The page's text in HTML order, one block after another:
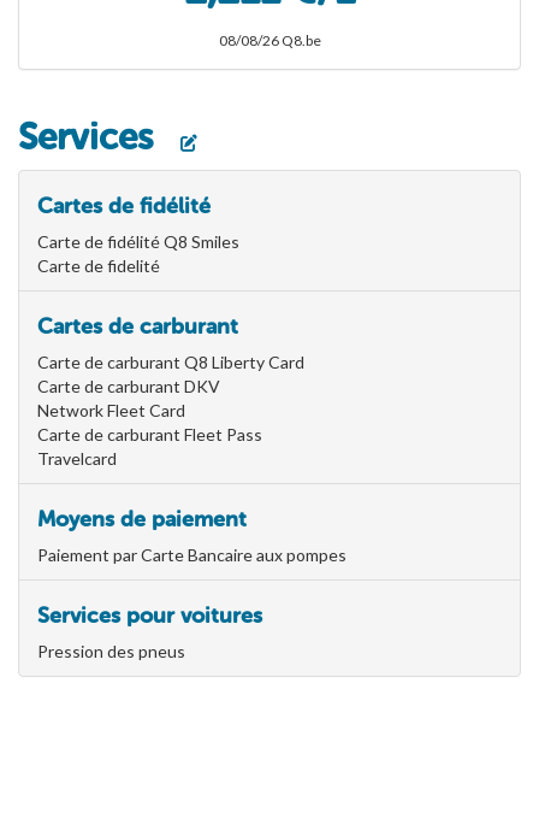
08/08/26 Q8.be
Services
Cartes de fidélité
Carte de fidélité Q8 Smiles
Carte de fidelité
Cartes de carburant
Carte de carburant Q8 Liberty Card
Carte de carburant DKV
Network Fleet Card
Carte de carburant Fleet Pass
Travelcard
Moyens de paiement
Paiement par Carte Bancaire aux pompes
Services pour voitures
Pression des pneus